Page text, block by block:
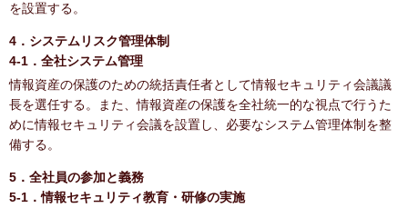
を設置する。
4．システムリスク管理体制
4-1．全社システム管理
情報資産の保護のための統括責任者として情報セキュリティ会議議
長を選任する。また、情報資産の保護を全社統一的な視点で行うた
めに情報セキュリティ会議を設置し、必要なシステム管理体制を整
備する。
5．全社員の参加と義務
5-1．情報セキュリティ教育・研修の実施